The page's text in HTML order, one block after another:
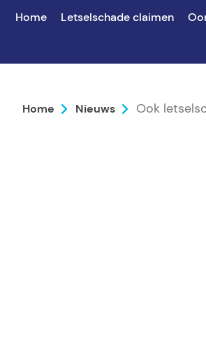
Home Letselschade claimen
Home Nieuws Ook